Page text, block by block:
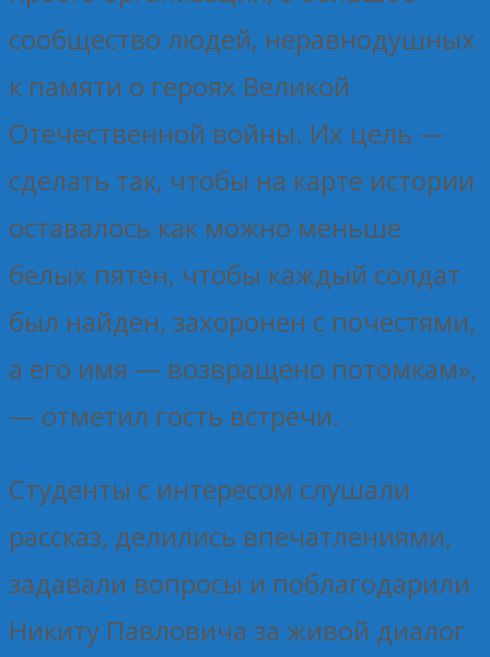
сообщество людей, неравнодушных
к памяти о героях Великой
Отечественной войны. Их цель —
сделать так, чтобы на карте истории
оставалось как можно меньше
белых пятен, чтобы каждый солдат
был найден, захоронен с почестями,
а его имя — возвращено потомкам»,
— отметил гость встречи.
Студенты с интересом слушали
рассказ, делились впечатлениями,
задавали вопросы и поблагодарили
Никиту Павловича за живой диалог